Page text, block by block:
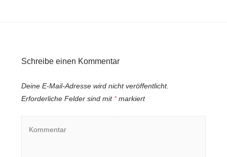
Schreibe einen Kommentar
Deine E-Mail-Adresse wird nicht veröffentlicht.
Erforderliche Felder sind mit *markiert